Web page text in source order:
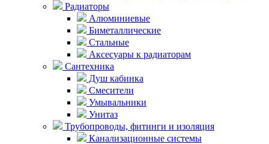
Радиаторы
Алюминиевые
Биметаллические
Стальные
Аксесуары к радиаторам
Сантехника
Душ кабинка
Смесители
Умывальники
Унитаз
Трубопроводы, фитинги и изоляция
Канализационные системы